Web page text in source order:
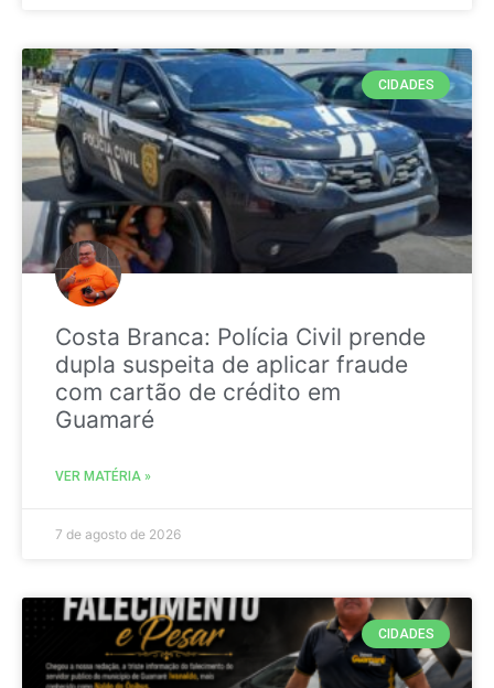
CIDADES
Costa Branca: Polícia Civil prende
dupla suspeita de aplicar fraude
com cartão de crédito em
Guamaré
VER MATÉRIA »
7 de agosto de 2026
CIDADES